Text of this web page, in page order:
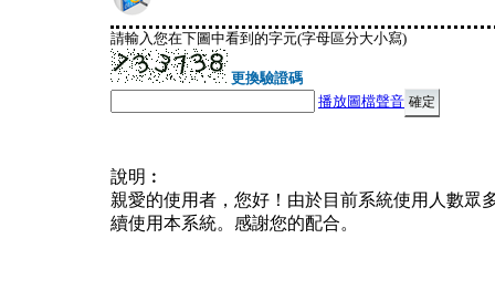
請輸入您在下圖中看到的字元(字母區分大小寫)
更換驗證碼
播放圖檔聲音
說明︰
親愛的使用者，您好！由於目前系統使用人數眾
續使用本系統。感謝您的配合。